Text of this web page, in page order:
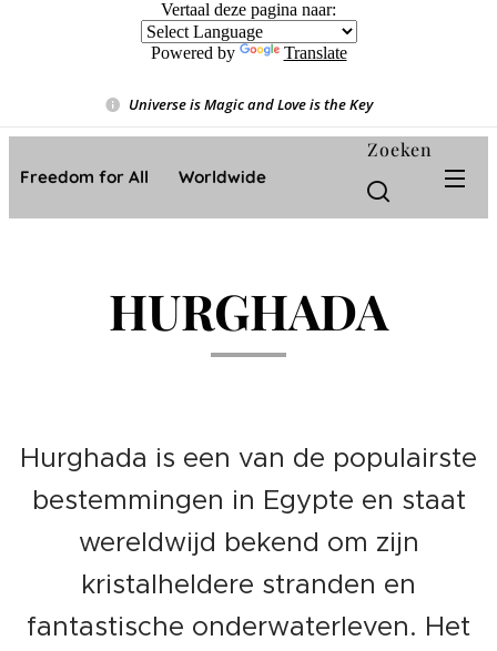
Vertaal deze pagina naar:
Powered by Translate
Universe is Magic and Love is the Key❤️
Freedom for All ❤️ Worldwide
Zoeken
HURGHADA
Hurghada is een van de populairste
bestemmingen in Egypte en staat
wereldwijd bekend om zijn
kristalheldere stranden en
fantastische onderwaterleven. Het